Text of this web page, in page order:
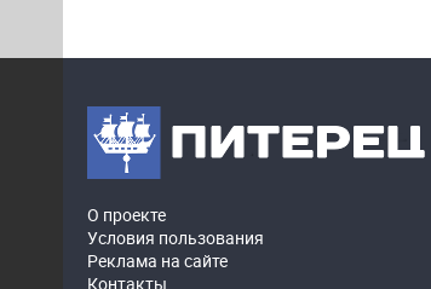
О проекте
Условия пользования
Реклама на сайте
Контакты